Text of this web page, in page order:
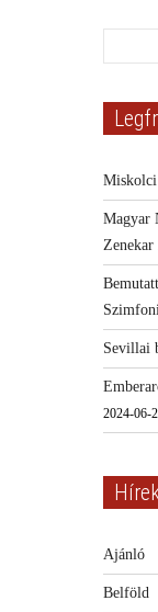
Magyar
Zenekar
Sevillai
2024-06-
Ajánló
Belföld